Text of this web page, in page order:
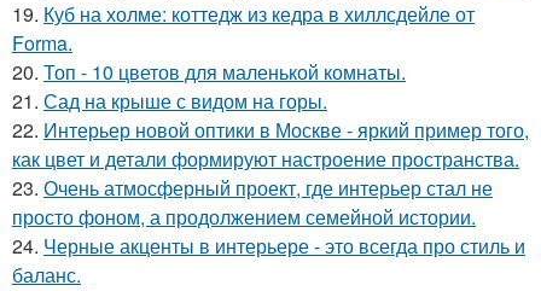
19. Куб на холме: коттедж из кедра в хиллсдейле от
Forma.
20. Топ - 10 цветов для маленькой комнаты.
21. Сад на крыше с видом на горы.
22. Интерьер новой оптики в Москве - яркий пример того,
как цвет и детали формируют настроение пространства.
23. Очень атмосферный проект, где интерьер стал не
просто фоном, а продолжением семейной истории.
24. Черные акценты в интерьере - это всегда про стиль и
баланс.